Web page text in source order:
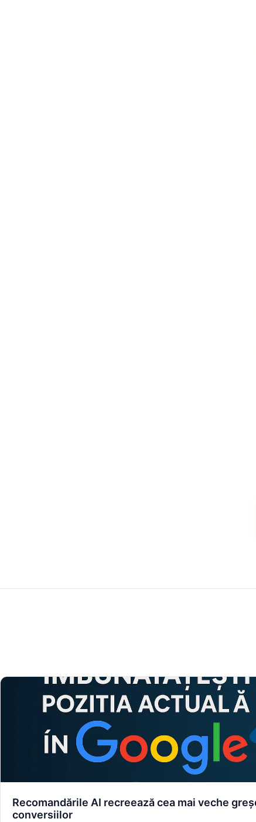
Recomandările AI recreează cea mai veche
conversiilor